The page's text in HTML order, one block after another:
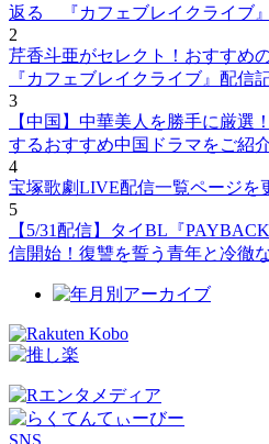
返る 『カフェブレイクライブ
2
芹香斗亜がセレクト！おすすめ
『カフェブレイクライブ』配信
3
【中国】中華美人を勝手に厳選
するおすすめ中国ドラマをご紹介
4
宝塚歌劇LIVE配信一覧ページを
5
【5/31配信】タイBL『
信開始！復讐を誓う青年と冷徹
SNS